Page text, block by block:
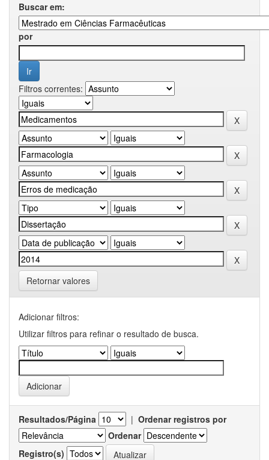
Buscar em:
por
Filtros correntes:
Retornar valores
Adicionar filtros:
Utilizar filtros para refinar o resultado de busca.
Resultados/Página | Ordenar registros por
Ordenar
Registro(s)